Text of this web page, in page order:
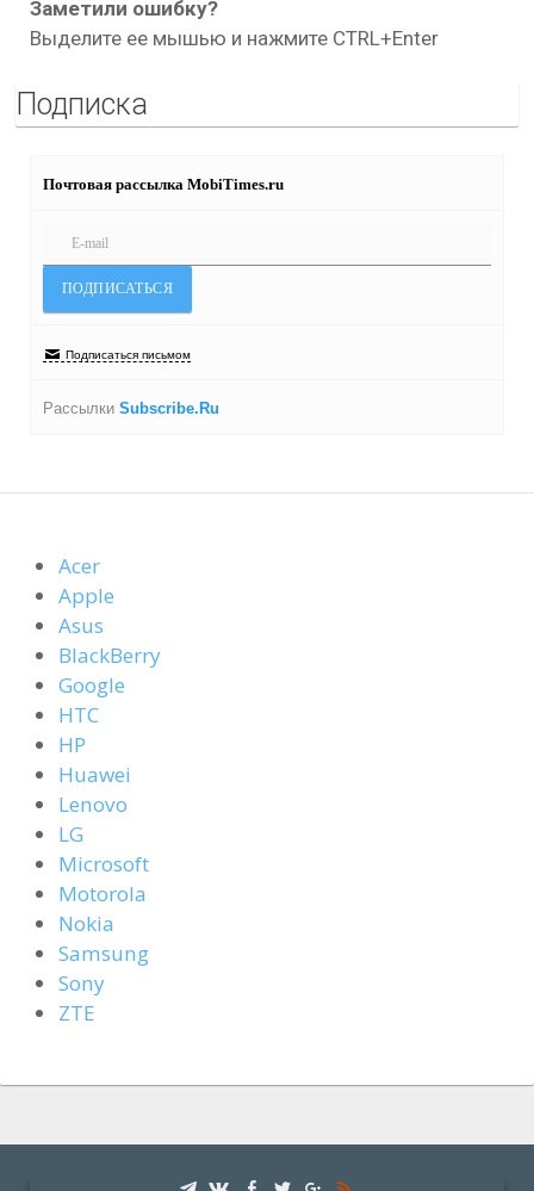
Заметили ошибку?
Выделите ее мышью и нажмите CTRL+Enter
Подписка
Почтовая рассылка MobiTimes.ru
Подписаться письмом
Рассылки Subscribe.Ru
Acer
Apple
Asus
BlackBerry
Google
HTC
HP
Huawei
Lenovo
LG
Microsoft
Motorola
Nokia
Samsung
Sony
ZTE